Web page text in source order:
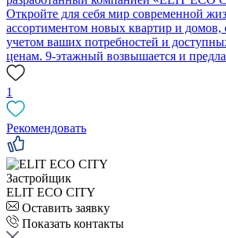
Откройте для себя мир современной
ассортиментом новых квартир и домов,
учетом ваших потребностей и
ценам. 9-этажный возвышается и
1
Рекомендовать
Застройщик
ELIT ECO СITY
Оставить заявку
Показать контакты